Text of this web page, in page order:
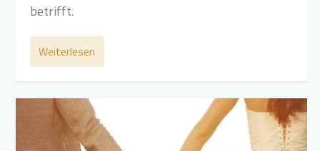
betrifft.
Weiterlesen